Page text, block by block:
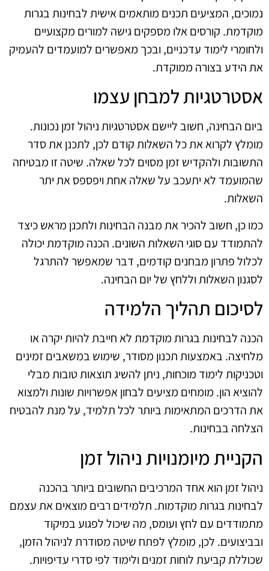
נמוכים, המציעים תכנים מותאמים אישית לבחינות בגרות
מוקדמת. קורסים אלו מספקים גישה למורים מקצועיים
ולחומרי לימוד עדכניים, ובכך מאפשרים למועמדים להעמיק
את הידע בצורה ממוקדת.
אסטרטגיות למבחן עצמו
ביום הבחינה, חשוב ליישם אסטרטגיות ניהול זמן נכונות.
מומלץ לקרוא את כל השאלות קודם לכן, לתכנן את סדר
התשובות ולהקדיש זמן מסוים לכל שאלה. שיטה זו מבטיחה
שהמועמד לא יתעכב על שאלה אחת ויפספס את יתר
השאלות.
כמו כן, חשוב להכיר את מבנה הבחינות ולתכנן מראש כיצד
להתמודד עם סוגי השאלות השונים. הכנה מוקדמת יכולה
לכלול פתרון מבחנים קודמים, דבר שמאפשר להתרגל
לסגנון השאלות וללחץ של יום הבחינה.
לסיכום תהליך הלמידה
הכנה לבחינות בגרות מוקדמת לא חייבת להיות יקרה או
מלחיצה. באמצעות תכנון מסודר, שימוש במשאבים זמינים
וטכניקות לימוד מוכחות, ניתן להשיג תוצאות טובות מבלי
להוציא הון. מומחים מציעים לבחון אפשרויות שונות ולמצוא
את הדרכים המתאימות ביותר לכל תלמיד, על מנת להבטיח
הצלחה בבחינות.
הקניית מיומנויות ניהול זמן
ניהול זמן הוא אחד המרכיבים החשובים ביותר בהכנה
לבחינות בגרות מוקדמות. תלמידים רבים מוצאים את עצמם
מתמודדים עם לחץ ועומס, מה שיכול לפגוע במיקוד
ובביצועים. לכן, מומלץ לפתח שיטה מסודרת לניהול הזמן,
שכוללת קביעת לוחות זמנים ולימוד לפי סדרי עדיפויות.